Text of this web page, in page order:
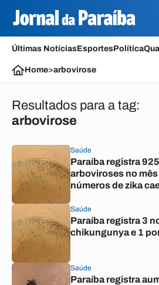
Últimas NotíciasEsportesPolítica
Home>arbovirose
Resultados para a tag:
arbovirose
Saúde
Paraíba registra
arboviroses no
números de zika
Saúde
Paraíba registra 3
chikungunya e 1
Saúde
Paraíba registra